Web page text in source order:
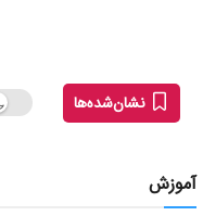
نشان‌شده‌ها
آموزش